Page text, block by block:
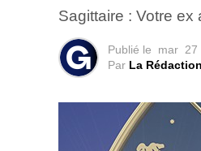
Sagittaire : Votre ex
Publié le mar 27
Par La Rédaction